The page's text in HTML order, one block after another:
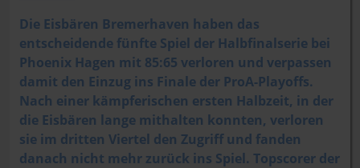
Die Eisbären Bremerhaven haben das
entscheidende fünfte Spiel der Halbfinalserie bei
Phoenix Hagen mit 85:65 verloren und verpassen
damit den Einzug ins Finale der ProA-Playoffs.
Nach einer kämpferischen ersten Halbzeit, in der
die Eisbären lange mithalten konnten, verloren
sie im dritten Viertel den Zugriff und fanden
danach nicht mehr zurück ins Spiel. Topscorer der